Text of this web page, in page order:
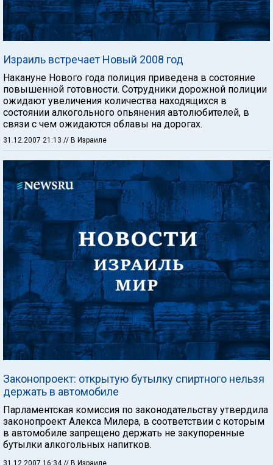
Израиль встречает Новый 2008 год
Накануне Нового года полиция приведена в состояние
повышенной готовности. Сотрудники дорожной полиции
ожидают увеличения количества находящихся в
состоянии алкогольного опьянения автолюбителей, в
связи с чем ожидаются облавы на дорогах.
31.12.2007 21:13 // В Израиле
Законопроект: открытую бутылку спиртного нельзя
держать в автомобиле
Парламентская комиссия по законодательству утвердила
законопроект Алекса Милера, в соответствии с которым
в автомобиле запрещено держать не закупоренные
бутылки алкогольных напитков.
31.12.2007 16:34// В Израиле